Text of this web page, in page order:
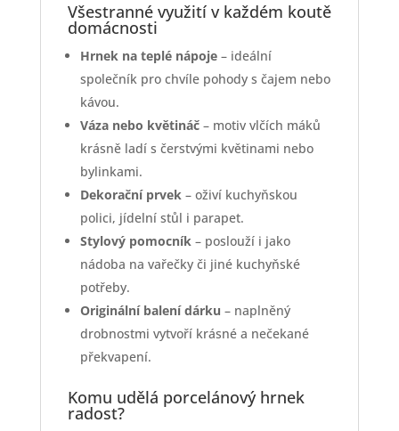
Všestranné využití v každém koutě
domácnosti
Hrnek na teplé nápoje– ideální
společník pro chvíle pohody s čajem nebo
kávou.
Váza nebo květináč– motiv vlčích máků
krásně ladí s čerstvými květinami nebo
bylinkami.
Dekorační prvek– oživí kuchyňskou
polici, jídelní stůl i parapet.
Stylový pomocník– poslouží i jako
nádoba na vařečky či jiné kuchyňské
potřeby.
Originální balení dárku – naplněný
drobnostmi vytvoří krásné a nečekané
překvapení.
Komu udělá porcelánový hrnek
radost?